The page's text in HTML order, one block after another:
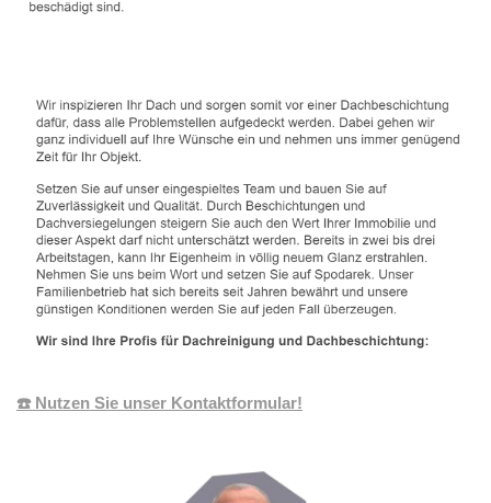
☎️ Nutzen Sie unser Kontaktformular!